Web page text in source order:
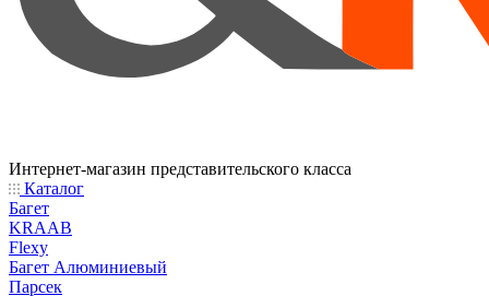
Интернет-магазин представительского класса
Каталог
Багет
KRAAB
Flexy
Багет Алюминиевый
Парсек